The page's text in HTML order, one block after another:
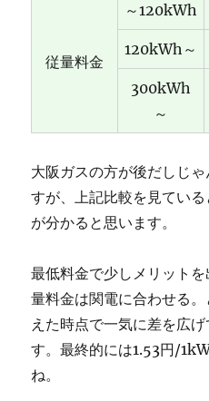
従量料金
～120kWh
120kWh～
300kWh
～
大阪ガスの方が後だしじ
すが、上記比較を見てい
が分かると思います。
最低料金で少しメリット
量料金は関電に合わせる
えた時点で一気に差を広
す。最終的には1.53円/
ね。